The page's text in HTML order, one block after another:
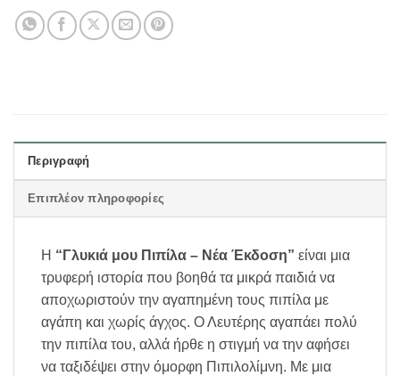
Περιγραφή
Επιπλέον πληροφορίες
Η “Γλυκιά μου Πιπίλα – Νέα Έκδοση” είναι μια
τρυφερή ιστορία που βοηθά τα μικρά παιδιά να
αποχωριστούν την αγαπημένη τους πιπίλα με
αγάπη και χωρίς άγχος. Ο Λευτέρης αγαπάει πολύ
την πιπίλα του, αλλά ήρθε η στιγμή να την αφήσει
να ταξιδέψει στην όμορφη Πιπιλολίμνη. Με μια